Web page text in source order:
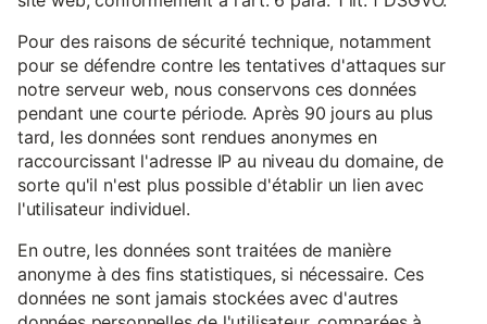
Pour des raisons de sécurité technique, notamment
pour se défendre contre les tentatives d'attaques sur
notre serveur web, nous conservons ces données
pendant une courte période. Après 90 jours au plus
tard, les données sont rendues anonymes en
raccourcissant l'adresse IP au niveau du domaine, de
sorte qu'il n'est plus possible d'établir un lien avec
l'utilisateur individuel.
En outre, les données sont traitées de manière
anonyme à des fins statistiques, si nécessaire. Ces
données ne sont jamais stockées avec d'autres